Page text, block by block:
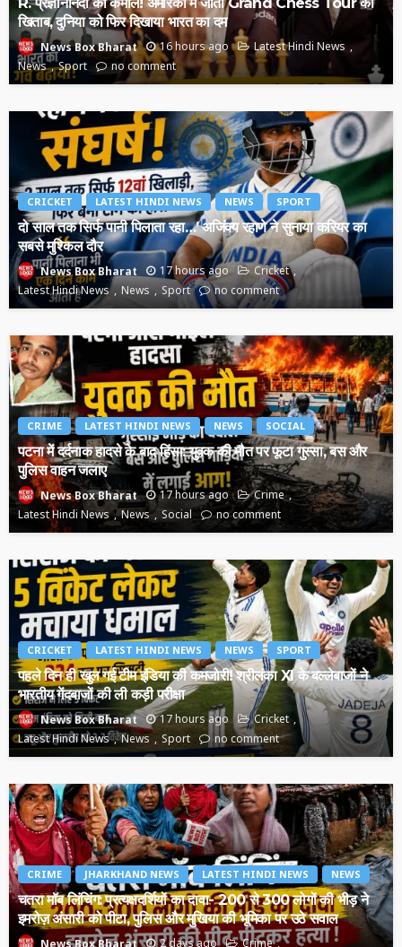
खिताब, दुनिया को फिर दिखाया भारत का दम
News Box Bharat 16 hours ago
Latest Hindi News
News
Sport no comment
CRICKET LATEST HINDI NEWS NEWS SPORT
दो साल तक सिर्फ पानी पिलाता रहा…’ अजिंक्य रहाणे ने सुनाया करियर का
सबसे मुश्किल दौर
News Box Bharat 17 hours ago
Cricket
Latest Hindi News
News Sport no comment
CRIME LATEST HINDI NEWS NEWS SOCIAL
पटना में दर्दनाक हादसे के बाद हिंसा: युवक की मौत पर फूटा गुस्सा, बस और
पुलिस वाहन जलाए
News Box Bharat 17 hours ago
Crime
Latest Hindi News
News Social no comment
CRICKET LATEST HINDI NEWS NEWS SPORT
पहले दिन ही खुल गई टीम इंडिया की कमजोरी! श्रीलंका XI के बल्लेबाजों ने
भारतीय गेंदबाजों की ली कड़ी परीक्षा
News Box Bharat 17 hours ago
Cricket
Latest Hindi News
News Sport no comment
CRIME JHARKHAND NEWS LATEST HINDI NEWS NEWS
चतरा मॉब लिंचिंग: प्रत्यक्षदर्शियों का दावा- 200 से 300 लोगों की भीड़ ने
इमरोज़ अंसारी को पीटा, पुलिस और मुखिया की भूमिका पर उठे सवाल
News Box Bharat 2 days ago Crime